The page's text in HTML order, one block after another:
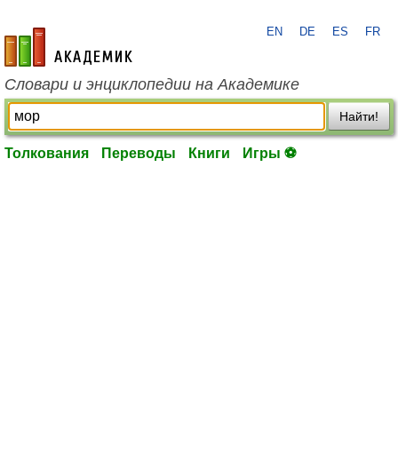
academic.ru
EN DE ES FR
Словари и энциклопедии на Академике
Найти!
Толкования Переводы Книги Игры ⚽